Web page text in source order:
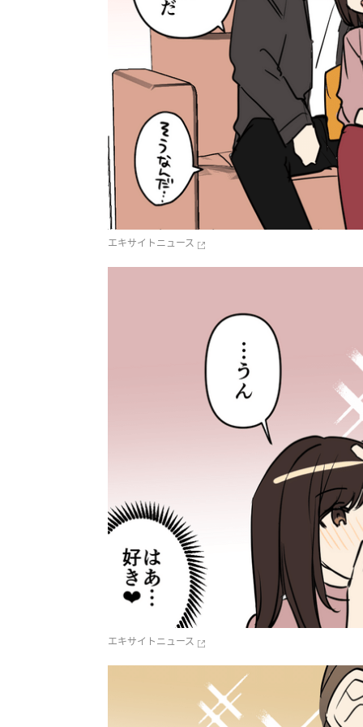
エキサイトニュース
エキサイトニュース